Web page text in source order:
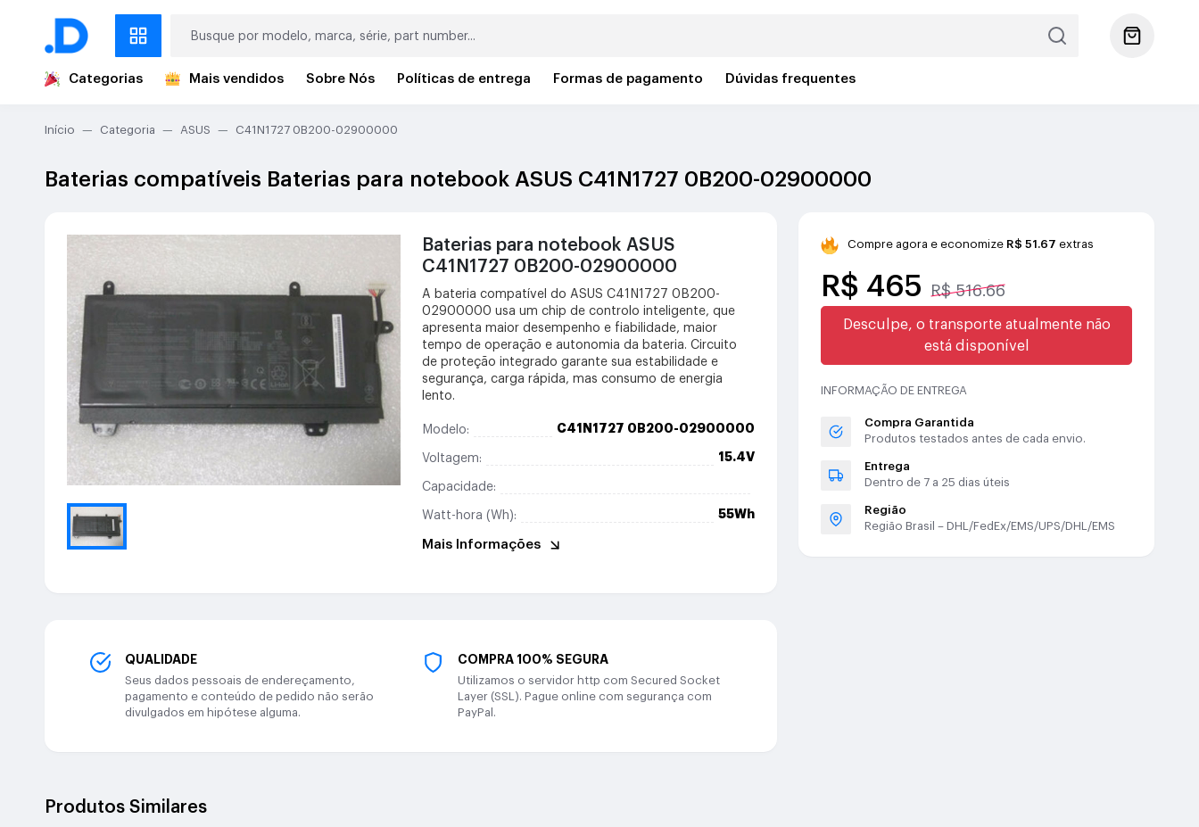
Categorias Mais vendidos Sobre Nós Políticas de entrega Formas de pagamento Dúvidas frequentes
Início Categoria ASUS C41N1727 0B200-02900000
Baterias compatíveis Baterias para notebook ASUS C41N1727 0B200-02900000
Baterias para notebook ASUS
C41N1727 0B200-02900000
A bateria compatível do ASUS C41N1727 0B200-
02900000 usa um chip de controlo inteligente, que
apresenta maior desempenho e fiabilidade, maior
tempo de operação e autonomia da bateria. Circuito
de proteção integrado garante sua estabilidade e
segurança, carga rápida, mas consumo de energia
lento.
Modelo: C41N1727 0B200-02900000
Voltagem: 15.4V
Capacidade:
Watt-hora (Wh): 55Wh
Mais Informações
QUALIDADE
Seus dados pessoais de endereçamento,
pagamento e conteúdo de pedido não serão
divulgados em hipótese alguma.
COMPRA 100% SEGURA
Utilizamos o servidor http com Secured Socket
Layer (SSL). Pague online com segurança com
PayPal.
Compre agora e economize R$ 51.67 extras
R$ 465 R$ 516.66
Desculpe, o transporte atualmente não
está disponível
INFORMAÇÃO DE ENTREGA
Compra Garantida
Produtos testados antes de cada envio.
Entrega
Dentro de 7 a 25 dias úteis
Região
Região Brasil – DHL/FedEx/EMS/UPS/DHL/EMS
Produtos Similares